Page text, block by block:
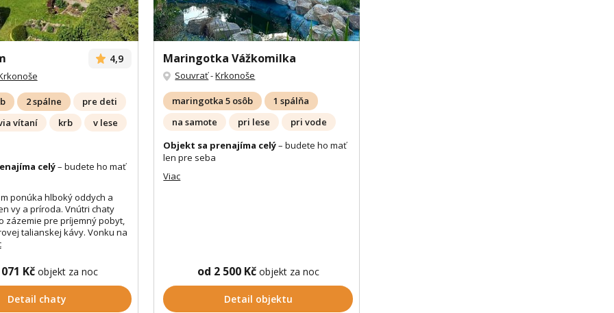
4,9
2 spálne
pre deti
vítaní
krb v lese
celý– budete ho mať
ponúka hlboký oddych a
vy a príroda. Vnútri chaty
zázemie pre príjemný pobyt,
talianskej kávy. Vonku na
Kč objekt za noc
Detail chaty
Maringotka Vážkomilka
Souvrať-Krkonoše
maringotka 5 osôb
1 spálňa
na samote
pri lese
pri vode
Objekt sa prenajíma celý– budete ho mať
len pre seba
Viac
od 2 500 Kč objekt za noc
Detail objektu